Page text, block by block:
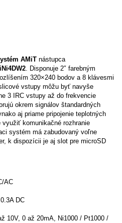
AMiT nástupca
. Disponuje 2″ farebným
320×240 bodov a 8 klávesmi
vstupy môžu byť navyše
3 IRC vstupy až do frekvencie
okrem signálov štandardných
aj priame pripojenie teplotných
komunikačné rozhranie
systém má zabudovaný voľne
k dispozícii je aj slot pre microSD
AC
DC
10V, 0 až 20mA, Ni1000 / Pt1000 /